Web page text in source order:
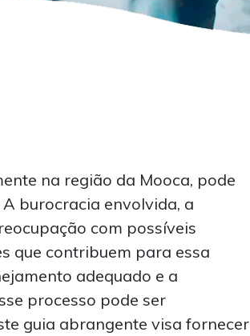
na região da Mooca, pode
burocracia envolvida, a
com possíveis
que contribuem para essa
adequado e a
processo pode ser
guia abrangente visa fornecer